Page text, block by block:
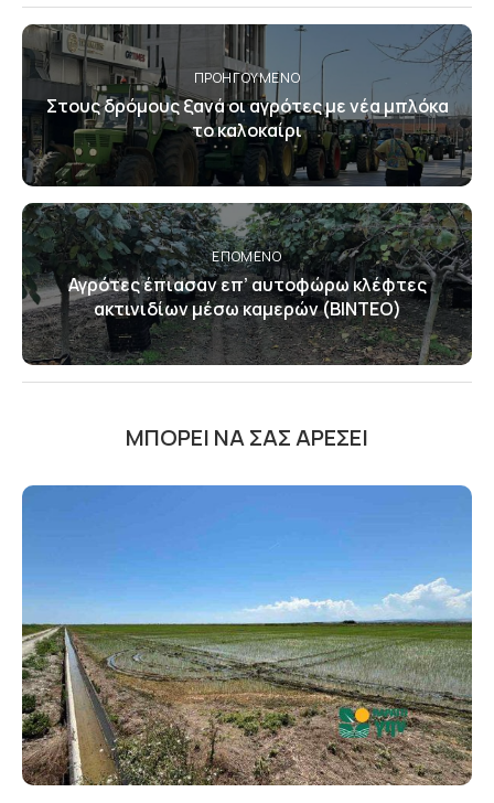
ΠΡΟΗΓΟΎΜΕΝΟ
Στους δρόμους ξανά οι αγρότες με νέα μπλόκα
το καλοκαίρι
ΕΠΌΜΕΝΟ
Αγρότες έπιασαν επ’ αυτοφώρω κλέφτες
ακτινιδίων μέσω καμερών (ΒΙΝΤΕΟ)
ΜΠΟΡΕΊ ΝΑ ΣΑΣ ΑΡΈΣΕΙ